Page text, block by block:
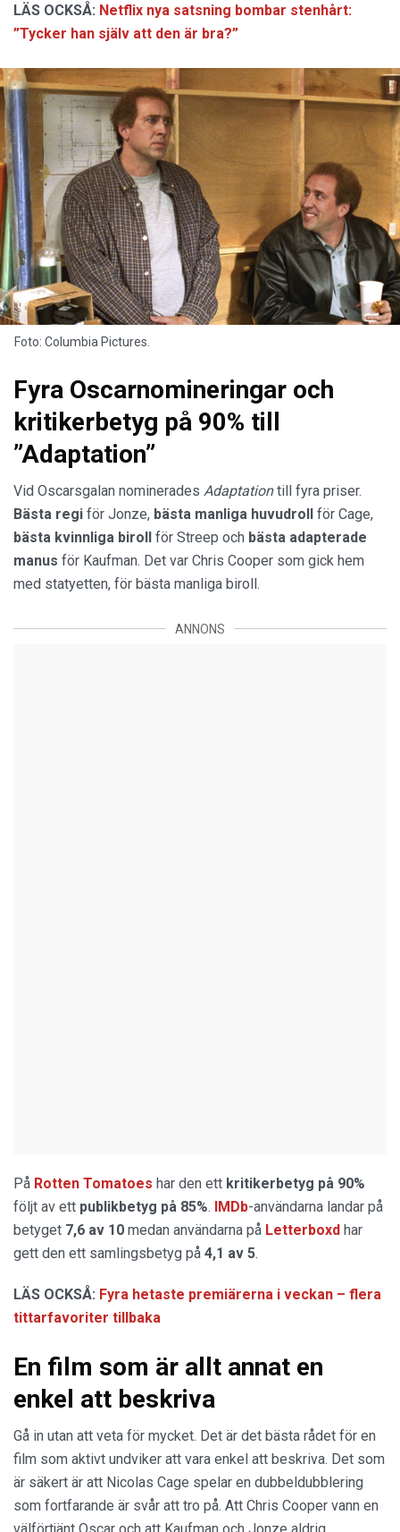
LÄS OCKSÅ: Netflix nya satsning bombar stenhårt:
”Tycker han själv att den är bra?”
Foto: Columbia Pictures.
Fyra Oscarnomineringar och
kritikerbetyg på 90% till
”Adaptation”
Vid Oscarsgalan nominerades Adaptationtill fyra priser.
Bästa regi för Jonze, bästa manliga huvudroll för Cage,
bästa kvinnliga biroll för Streep och bästa adapterade
manus för Kaufman. Det var Chris Cooper som gick hem
med statyetten, för bästa manliga biroll.
ANNONS
På Rotten Tomatoes har den ett kritikerbetyg på 90%
följt av ett publikbetyg på 85%. IMDb-användarna landar på
betyget 7,6 av 10 medan användarna på Letterboxd har
gett den ett samlingsbetyg på 4,1 av 5.
LÄS OCKSÅ: Fyra hetaste premiärerna i veckan – flera
tittarfavoriter tillbaka
En film som är allt annat en
enkel att beskriva
Gå in utan att veta för mycket. Det är det bästa rådet för en
film som aktivt undviker att vara enkel att beskriva. Det som
är säkert är att Nicolas Cage spelar en dubbeldubblering
som fortfarande är svår att tro på. Att Chris Cooper vann en
välförtjänt Oscar och att Kaufman och Jonze aldrig